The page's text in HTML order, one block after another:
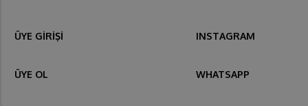
ÜYE GİRİŞİ
ÜYE OL
INSTAGRAM
WHATSAPP